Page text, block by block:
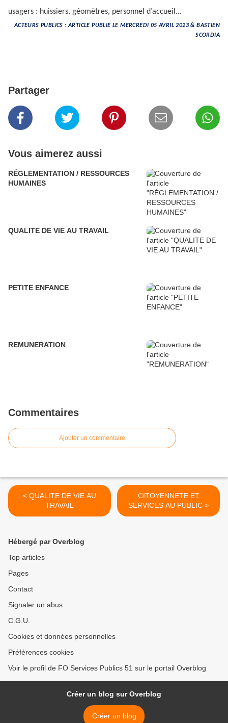
usagers : huissiers, géomètres, personnel d’accueil…
ACTEURS PUBLICS : ARTICLE PUBLIE LE MERCREDI 05 AVRIL 2023 & BASTIEN
SCORDIA
Partager
Vous aimerez aussi
RÉGLEMENTATION / RESSOURCES
HUMAINES
QUALITE DE VIE AU TRAVAIL
PETITE ENFANCE
REMUNERATION
Commentaires
Ajouter un commentaire
< QUALITE DE VIE AU
TRAVAIL
CITOYENNETE ET
SERVICES AU PUBLIC >
Hébergé par Overblog
Top articles
Pages
Contact
Signaler un abus
C.G.U.
Cookies et données personnelles
Préférences cookies
Voir le profil de FO Services Publics 51 sur le portail Overblog
Créer un blog sur Overblog
Créer un blog